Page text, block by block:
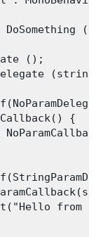
();
(string
{
from